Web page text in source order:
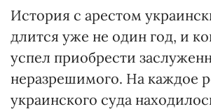
История с арестом
длится уже не один год, и
успел приобрести
неразрешимого. На каждое
украинского суда